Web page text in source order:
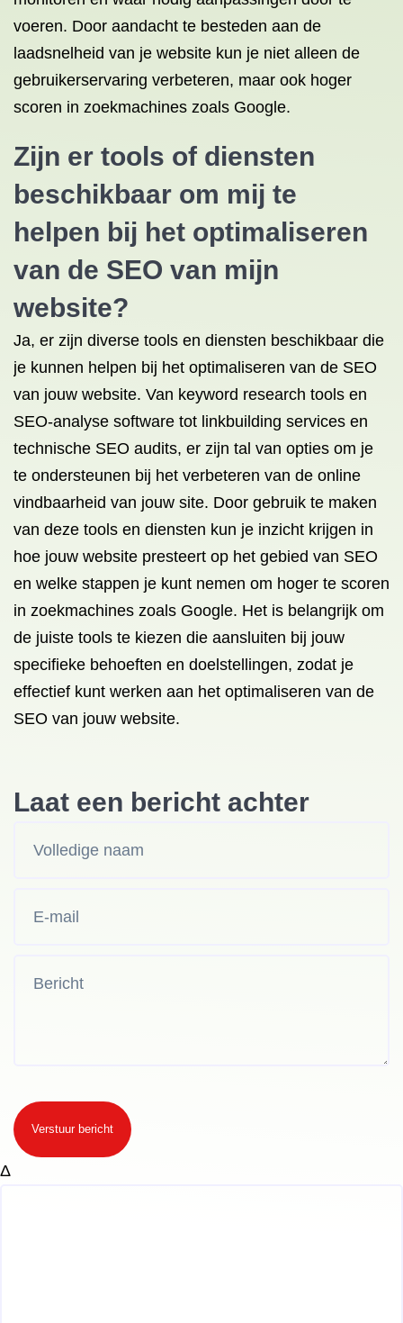
voeren. Door aandacht te besteden aan de
laadsnelheid van je website kun je niet alleen de
gebruikerservaring verbeteren, maar ook hoger
scoren in zoekmachines zoals Google.
Zijn er tools of diensten
beschikbaar om mij te
helpen bij het optimaliseren
van de SEO van mijn
website?
Ja, er zijn diverse tools en diensten beschikbaar die
je kunnen helpen bij het optimaliseren van de SEO
van jouw website. Van keyword research tools en
SEO-analyse software tot linkbuilding services en
technische SEO audits, er zijn tal van opties om je
te ondersteunen bij het verbeteren van de online
vindbaarheid van jouw site. Door gebruik te maken
van deze tools en diensten kun je inzicht krijgen in
hoe jouw website presteert op het gebied van SEO
en welke stappen je kunt nemen om hoger te scoren
in zoekmachines zoals Google. Het is belangrijk om
de juiste tools te kiezen die aansluiten bij jouw
specifieke behoeften en doelstellingen, zodat je
effectief kunt werken aan het optimaliseren van de
SEO van jouw website.
Laat een bericht achter
Verstuur bericht
Δ